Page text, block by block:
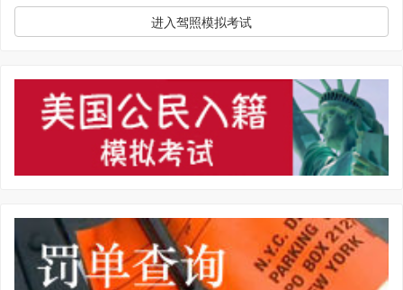
进入驾照模拟考试